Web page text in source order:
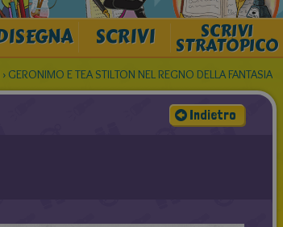
SCRIVI SCRIVI
STRATOPICO
› GERONIMO E TEA STILTON NEL REGNO DELLA FANTASIA
Indietro